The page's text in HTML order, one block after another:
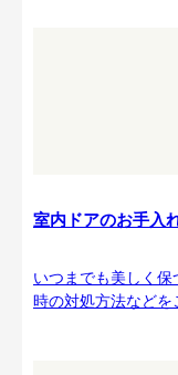
室内ドアのお手入
いつまでも美しく
時の対処方法などを